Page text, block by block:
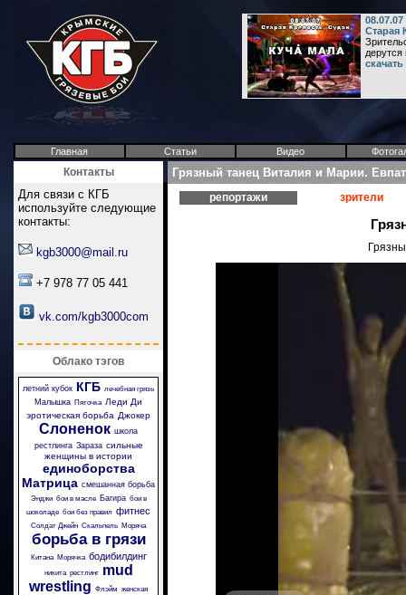
Старая
дерутся
Главная Статьи Видео
Контакты
Для связи с КГБ
используйте следующие
контакты:
kgb3000@mail.ru
+7 978 77 05 441
vk.com/kgb3000com
Облако тэгов
летний кубок КГБ лечебная грязь
Малышка Пяточка Леди Ди
эротическая борьба Джокер
Слоненок школа
рестлинга Зараза сильные
женщины в истории
единоборства
Матрица смешанная борьба
Энджи бои в масле Багира бои в
шоколаде бои без правил фитнес
Солдат Джейн Скальпель Моряча
борьба в грязи
Китана Морячка бодибилдинг
никита рестлинг
mud
wrestling Флэйм женская
Грязный танец Виталия и Марии.
репортажи зрители